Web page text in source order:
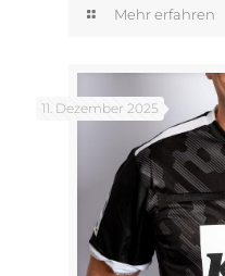
Mehr erfahren
11. Dezember 2025